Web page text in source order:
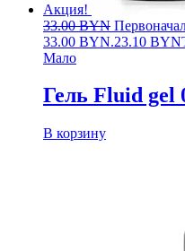
Акция!
33.00BYN
33.00 BYN.23.10 BYN
Мало
Гель Fluid gel
В корзину